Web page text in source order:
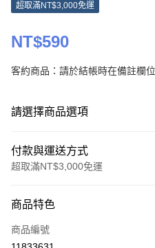
超取滿NT$3,000免運
NT$590
客約商品：請於結帳時在備註欄
請選擇商品選項
付款與運送方式
超取滿NT$3,000免運
信用卡一次付款
超商取貨付款
商品特色
商品編號